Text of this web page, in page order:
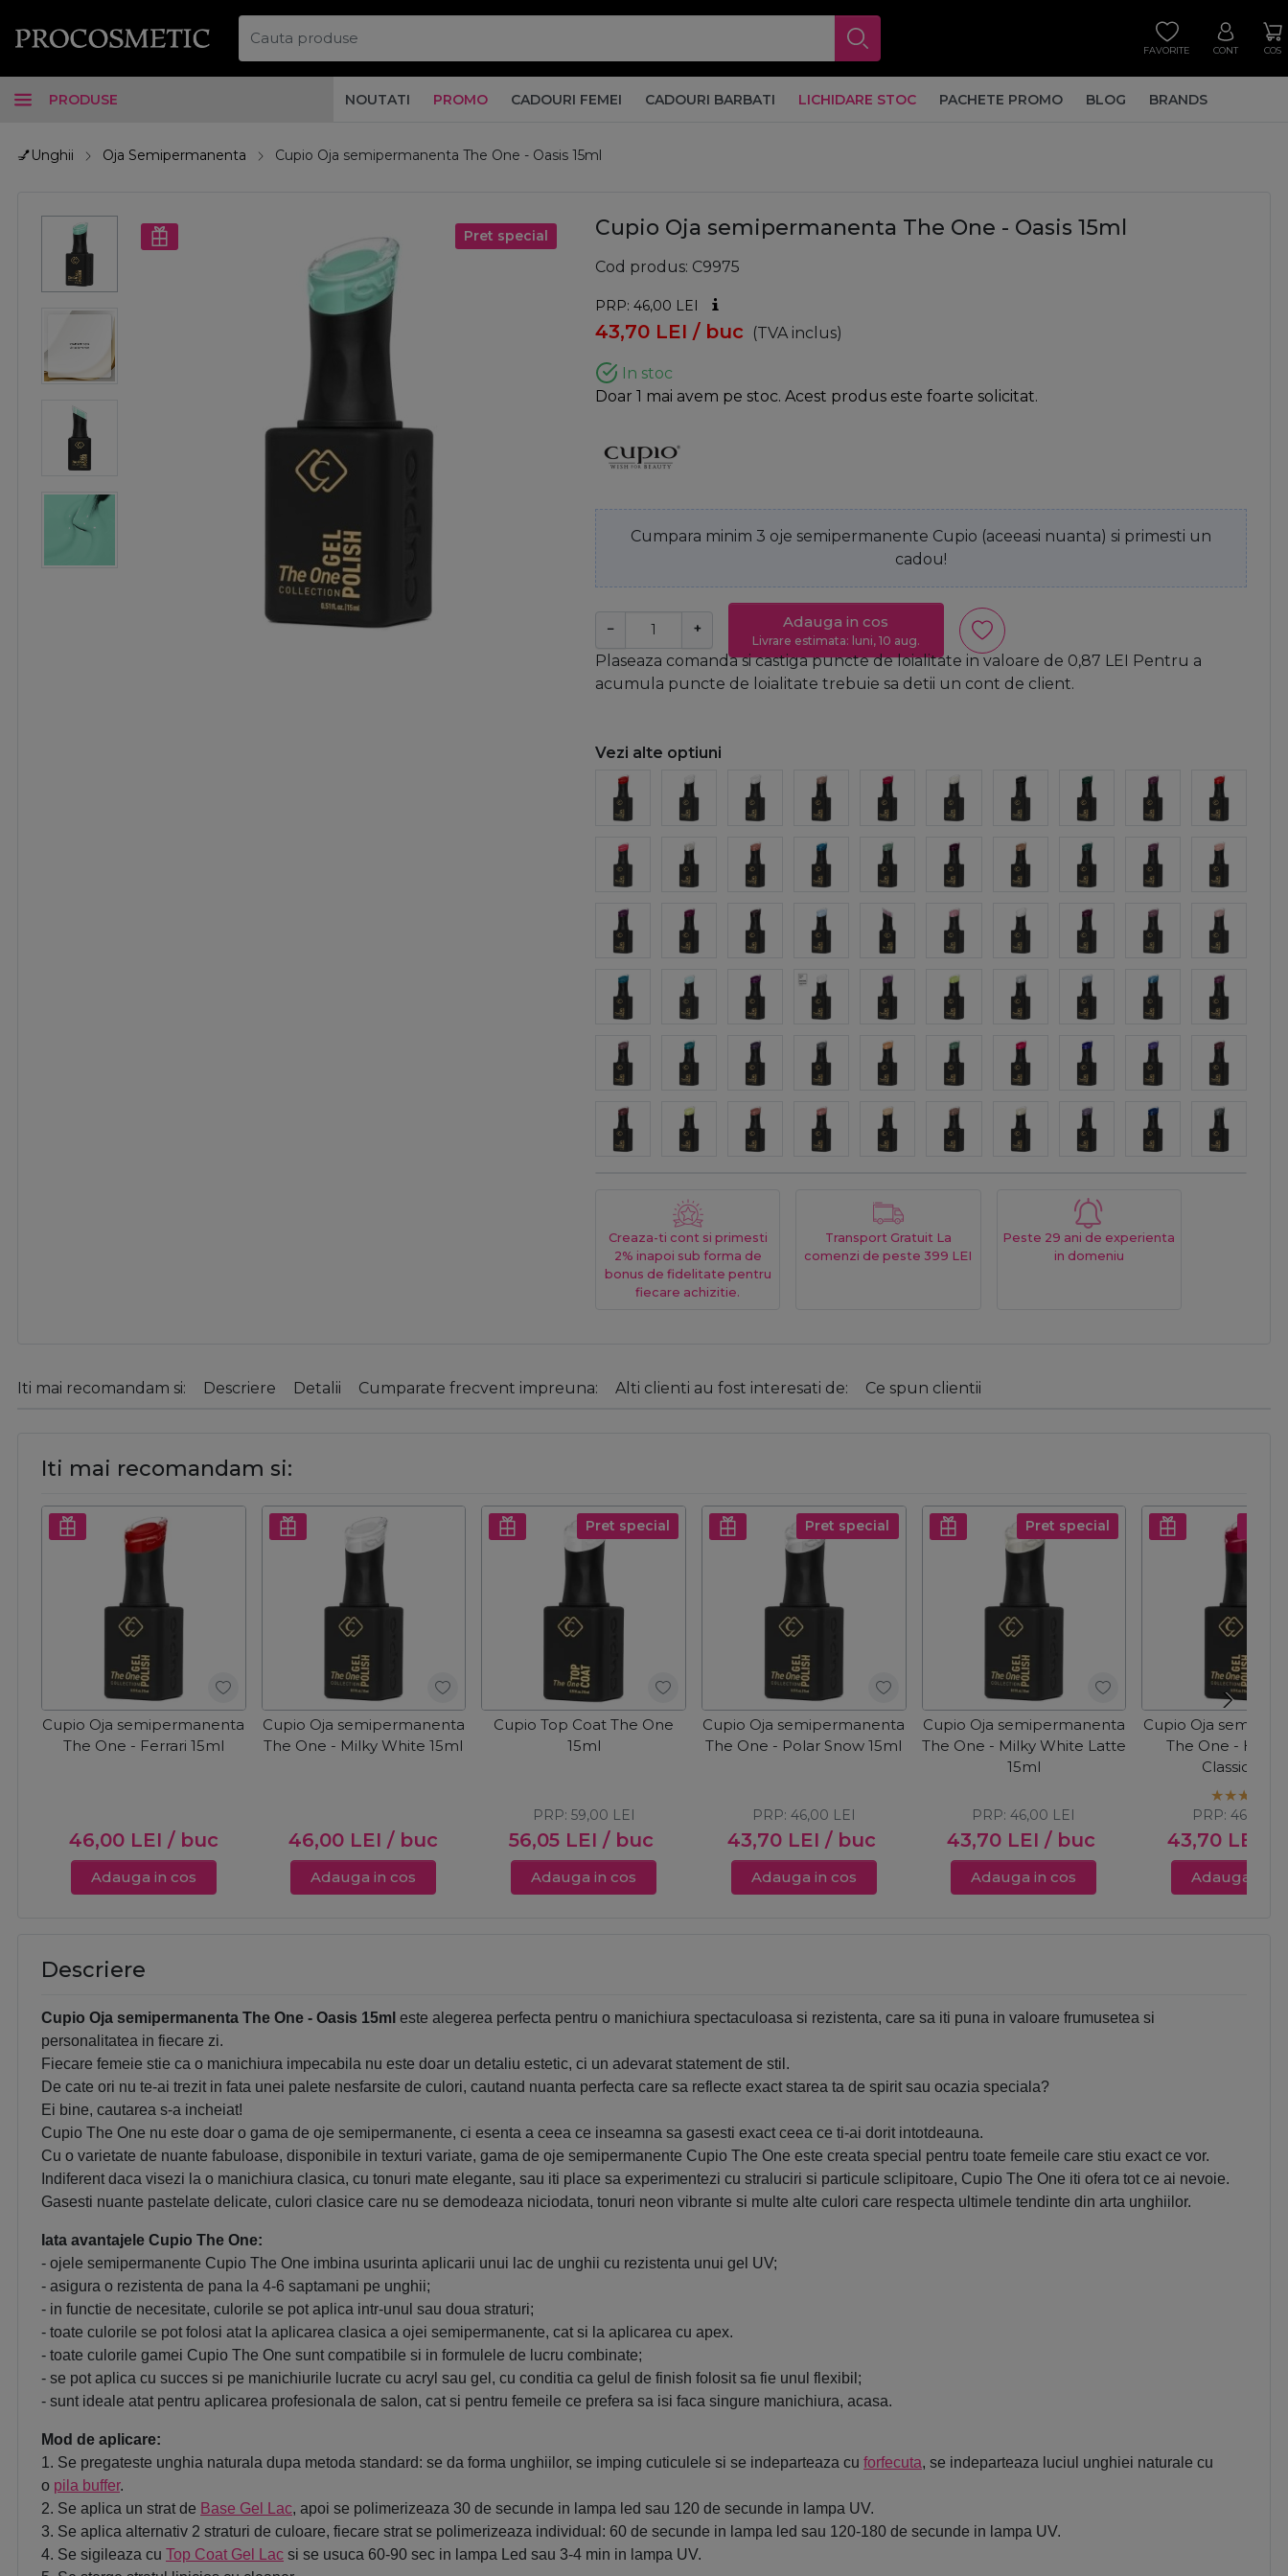
FAVORITE CONT COS
PRODUSE NOUTATI PROMO CADOURI FEMEI CADOURI BARBATI LICHIDARE STOC PACHETE PROMO BLOG BRANDS
💅Unghii Oja Semipermanenta Cupio Oja semipermanenta The One - Oasis 15ml
Pret special Cupio Oja semipermanenta The One - Oasis 15ml
Cod produs C9975
PRP: 46,00 LEI
43,70 LEI / buc (TVA inclus)
In stoc
Doar 1 mai avem pe stoc. Acest produs este foarte solicitat.
Cumpara minim 3 oje semipermanente Cupio (aceeasi nuanta) si primesti un
cadou!
− + Adauga in cos
Livrare estimata: luni, 10 aug.
Plaseaza comanda si castiga puncte de loialitate in valoare de 0,87 LEI Pentru a
acumula puncte de loialitate trebuie sa detii un cont de client.
Vezi alte optiuni
Creaza-ti cont si primesti
2% inapoi sub forma de
bonus de fidelitate pentru
fiecare achizitie.
Transport Gratuit La
comenzi de peste 399 LEI
Peste 29 ani de experienta
in domeniu
Iti mai recomandam si: Descriere Detalii Cumparate frecvent impreuna: Alti clienti au fost interesati de: Ce spun clientii
Iti mai recomandam si:
Cupio Oja semipermanenta
The One - Ferrari 15ml
46,00 LEI / buc
Adauga in cos
Cupio Oja semipermanenta
The One - Milky White 15ml
46,00 LEI / buc
Adauga in cos
Pret special
Cupio Top Coat The One
15ml
56,05 LEI / buc
PRP: 59,00 LEI
Adauga in cos
Pret special
Cupio Oja semipermanenta
The One - Polar Snow 15ml
43,70 LEI / buc
PRP: 46,00 LEI
Adauga in cos
Pret special
Cupio Oja semipermanenta
The One - Milky White Latte
15ml
43,70 LEI / buc
PRP:46,00 LEI
Adauga in cos
Cupio Oja
The One -
Classic 15ml
43,70 LEI
PRP:46,00
Adauga in
Descriere
Cupio Oja semipermanenta The One - Oasis 15ml este alegerea perfecta pentru o manichiura spectaculoasa si rezistenta, care sa iti puna in valoare frumusetea si
personalitatea in fiecare zi.
Fiecare femeie stie ca o manichiura impecabila nu este doar un detaliu estetic, ci un adevarat statement de stil.
De cate ori nu te-ai trezit in fata unei palete nesfarsite de culori, cautand nuanta perfecta care sa reflecte exact starea ta de spirit sau ocazia speciala?
Ei bine, cautarea s-a incheiat!
Cupio The One nu este doar o gama de oje semipermanente, ci esenta a ceea ce inseamna sa gasesti exact ceea ce ti-ai dorit intotdeauna.
Cu o varietate de nuante fabuloase, disponibile in texturi variate, gama de oje semipermanente Cupio The One este creata special pentru toate femeile care stiu exact ce vor.
Indiferent daca visezi la o manichiura clasica, cu tonuri mate elegante, sau iti place sa experimentezi cu straluciri si particule sclipitoare, Cupio The One iti ofera tot ce ai nevoie.
Gasesti nuante pastelate delicate, culori clasice care nu se demodeaza niciodata, tonuri neon vibrante si multe alte culori care respecta ultimele tendinte din arta unghiilor.
Iata avantajele Cupio The One:
- ojele semipermanente Cupio The One imbina usurinta aplicarii unui lac de unghii cu rezistenta unui gel UV;
- asigura o rezistenta de pana la 4-6 saptamani pe unghii;
- in functie de necesitate, culorile se pot aplica intr-unul sau doua straturi;
- toate culorile se pot folosi atat la aplicarea clasica a ojei semipermanente, cat si la aplicarea cu apex.
- toate culorile gamei Cupio The One sunt compatibile si in formulele de lucru combinate;
- se pot aplica cu succes si pe manichiurile lucrate cu acryl sau gel, cu conditia ca gelul de finish folosit sa fie unul flexibil;
- sunt ideale atat pentru aplicarea profesionala de salon, cat si pentru femeile ce prefera sa isi faca singure manichiura, acasa.
Mod de aplicare:
1. Se pregateste unghia naturala dupa metoda standard: se da forma unghiilor, se imping cuticulele si se indeparteaza cu forfecuta, se indeparteaza luciul unghiei naturale cu
o pila buffer.
2. Se aplica un strat de Base Gel Lac, apoi se polimerizeaza 30 de secunde in lampa led sau 120 de secunde in lampa UV.
3. Se aplica alternativ 2 straturi de culoare, fiecare strat se polimerizeaza individual: 60 de secunde in lampa led sau 120-180 de secunde in lampa UV.
4. Se sigileaza cu Top Coat Gel Lac si se usuca 60-90 sec in lampa Led sau 3-4 min in lampa UV.